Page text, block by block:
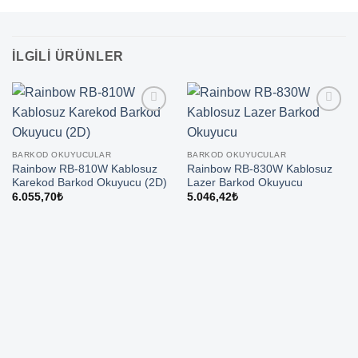
İLGILI ÜRÜNLER
BARKOD OKUYUCULAR
Rainbow RB-810W Kablosuz
Karekod Barkod Okuyucu (2D)
6.055,70₺
BARKOD OKUYUCULAR
Rainbow RB-830W Kablosuz
Lazer Barkod Okuyucu
5.046,42₺